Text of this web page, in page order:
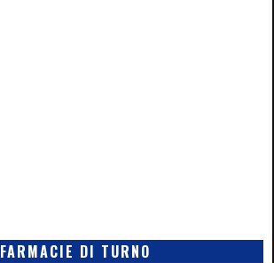
FARMACIE DI TURNO